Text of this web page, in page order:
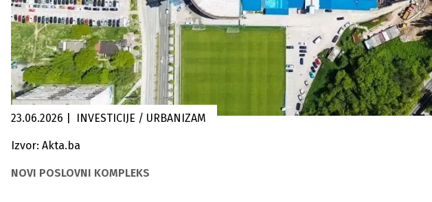
23.06.2026 INVESTICIJE / URBANIZAM
Izvor: Akta.ba
NOVI POSLOVNI KOMPLEKS